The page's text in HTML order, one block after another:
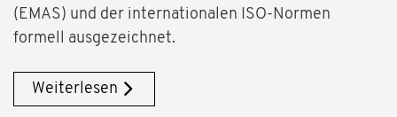
(EMAS) und der internationalen ISO-Normen
formell ausgezeichnet.
Weiterlesen